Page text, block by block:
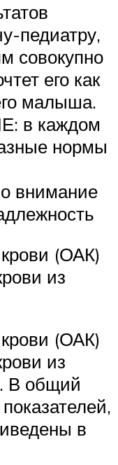
педиатру,
совокупно
его как
малыша.
в каждом
нормы
внимание
(ОАК)
из
(ОАК)
из
В общий
в